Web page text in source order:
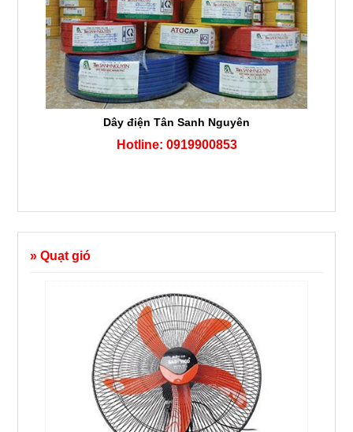
Dây điện Tân Sanh Nguyên
Hotline: 0919900853
» Quạt gió